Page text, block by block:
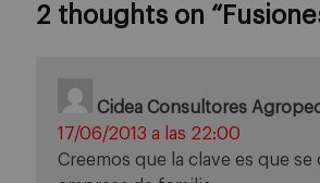
2 thoughts on “
Cidea Consultores
17/06/2013 a las 22:00
Creemos que la clave es que